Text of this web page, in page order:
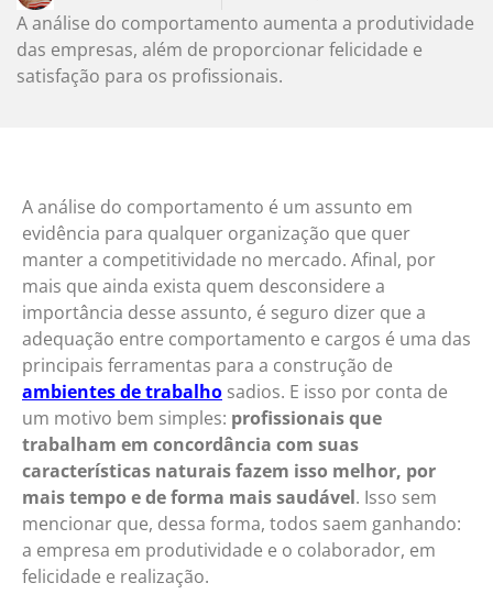
A análise do comportamento aumenta a produtividade
das empresas, além de proporcionar felicidade e
satisfação para os profissionais.
A análise do comportamento é um assunto em
evidência para qualquer organização que quer
manter a competitividade no mercado. Afinal, por
mais que ainda exista quem desconsidere a
importância desse assunto, é seguro dizer que a
adequação entre comportamento e cargos é uma das
principais ferramentas para a construção de
ambientes de trabalho sadios. E isso por conta de
um motivo bem simples: profissionais que
trabalham em concordância com suas
características naturais fazem isso melhor, por
mais tempo e de forma mais saudável. Isso sem
mencionar que, dessa forma, todos saem ganhando:
a empresa em produtividade e o colaborador, em
felicidade e realização.